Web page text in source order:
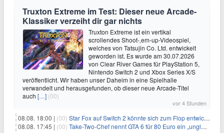
Truxton Extreme im Test: Dieser neue Arcade-
Klassiker verzeiht dir gar nichts
Truxton Extreme ist ein vertikal
scrollendes Shoot-‚em-up-Videospiel,
welches von Tatsujin Co. Ltd. entwickelt
geworden ist. Es wurde am 30.07.2026
von Clear River Games für PlayStation 5,
Nintendo Switch 2 und Xbox Series X/S
veröffentlicht. Wir haben unser Daheim in eine Spielhalle
verwandelt und herausgefunden, ob dieser neue Arcade-Titel
auch […] (00)
vor 4 Stunden
08.08. 18:00 | (00) Star Fox auf Switch 2 könnte sich zum Flop entwickeln
08.08. 17:45 | (00) Take-Two-Chef nennt GTA 6 für 80 Euro ein „unglaubliches Schnäppchen“